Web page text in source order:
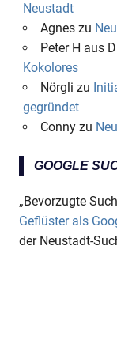
Neustadt
Agneszu
Peter H aus
Kokolores
Nörgli zu
gegründet
Connyzu
GOOGLE
„Bevorzugte
Geflüster als
der Neustadt-